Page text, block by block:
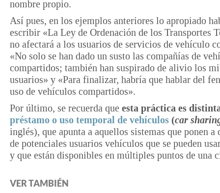
nombre propio.
Así pues, en los ejemplos anteriores lo apropiado
escribir «La Ley de Ordenación de los Transportes
no afectará a los usuarios de servicios de vehículo
«No solo se han dado un susto las compañías de
compartidos; también han suspirado de alivio los
usuarios» y «Para finalizar, habría que hablar del
uso de vehículos compartidos».
Por último, se recuerda que esta práctica es
préstamo o uso temporal de vehículos (car
inglés), que apunta a aquellos sistemas que ponen a
de potenciales usuarios vehículos que se pueden
y que están disponibles en múltiples puntos de una
VER TAMBIÉN